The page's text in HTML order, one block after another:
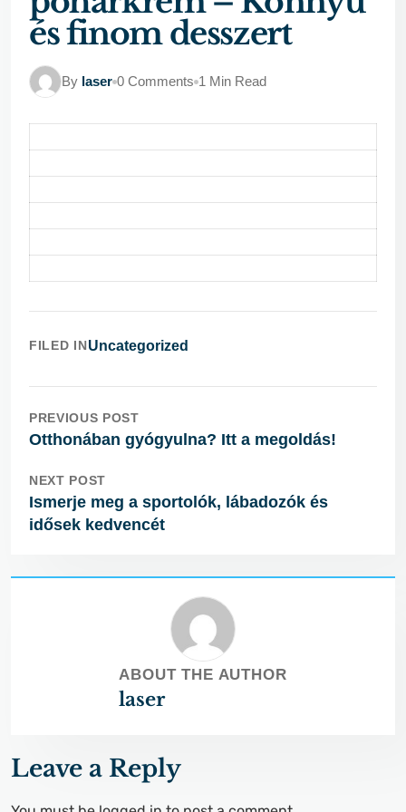
és finom desszert
By laser 0 Comments 1 Min Read
FILED INUncategorized
PREVIOUS POST
Otthonában gyógyulna? Itt a megoldás!
NEXT POST
Ismerje meg a sportolók, lábadozók és
idősek kedvencét
ABOUT THE AUTHOR
laser
Leave a Reply